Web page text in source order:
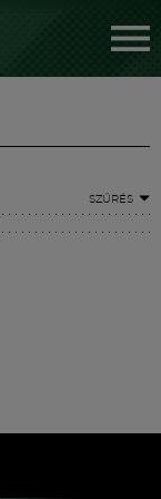
SZŰRÉS